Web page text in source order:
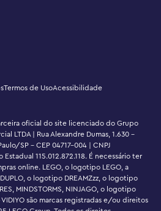
Termos de UsoAcessibilidade
oficial do site licenciado do Grupo
LTDA | Rua Alexandre Dumas, 1.630 -
SP - CEP 04717-004 | CNPJ
115.012.872.118. É necessário ter
online. LEGO, o logotipo LEGO, a
o logotipo DREAMZzz, o logotipo
MINDSTORMS, NINJAGO, o logotipo
são marcas registradas e/ou direitos